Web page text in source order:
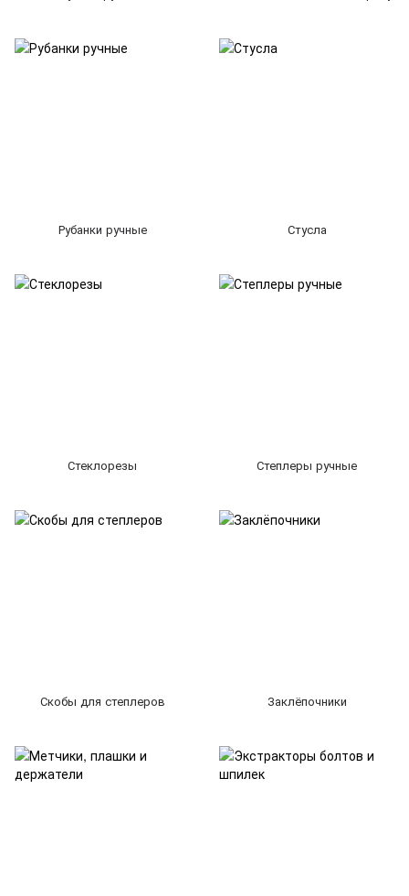
Рубанки ручные Стусла
Стеклорезы Степлеры ручные
Скобы для степлеров Заклёпочники